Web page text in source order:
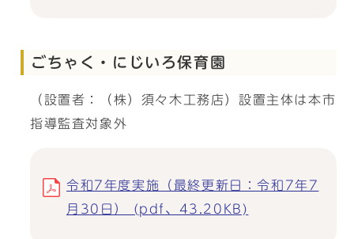
ごちゃく・にじいろ保育園
（設置者：（株）須々木工務店）設置主体は本市
指導監査対象外
令和7年度実施（最終更新日：令和7年7
月30日） (pdf、43.20KB)